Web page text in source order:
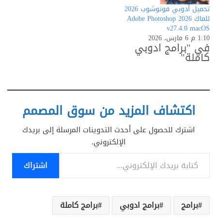
تحميل أدوبي فوتوشوب 2026
للماك Adobe Photoshop 2026
v27.4.0 macOS
1:10 م 6 مارس، 2026
في "برامج ادوبي
كاملة"
اكتشاف المزيد من سوق المصمم
اشترك للحصول على أحدث التدوينات المرسلة إلى بريدك
الإلكتروني.
كتابة بريدك الإلكتروني...
اشتراك
برامج برامج ادوبي برامج كاملة